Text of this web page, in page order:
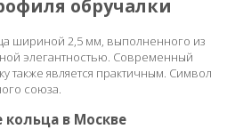
обручалки
шириной 2,5 мм, выполненного из
элегантностью. Современный
также является практичным. Символ
союза.
кольца в Москве